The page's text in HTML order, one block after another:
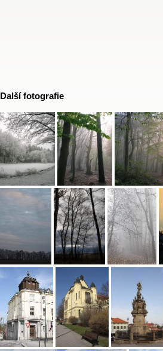
Další fotografie